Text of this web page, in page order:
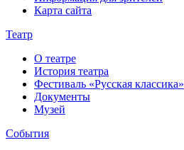
Карта сайта
Театр
О театре
История театра
Фестиваль «Русская классика»
Документы
Музей
События